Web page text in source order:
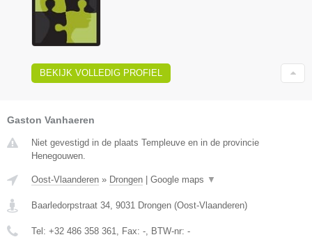
BEKIJK VOLLEDIG PROFIEL
Gaston Vanhaeren
Niet gevestigd in de plaats Templeuve en in de provincie
Henegouwen.
Oost-Vlaanderen » Drongen Google maps ▼
Baarledorpstraat 34, 9031 Drongen (Oost-Vlaanderen)
Tel: +32 486 358 361, Fax: -, BTW-nr: -